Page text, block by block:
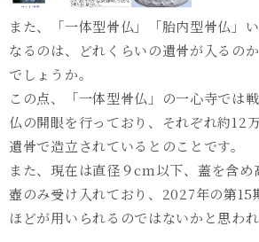
また、「一体型骨仏」「胎内型骨仏」
なるのは、どれくらいの遺骨が入るの
でしょうか。
この点、「一体型骨仏」の一心寺では戦
仏の開眼を行っており、それぞれ約12
遺骨で造立されているとのことです。
また、現在は直径９cm以下、蓋を含め
壺のみ受け入れており、 2027年の第15
ほどが用いられるのではないかと思われ